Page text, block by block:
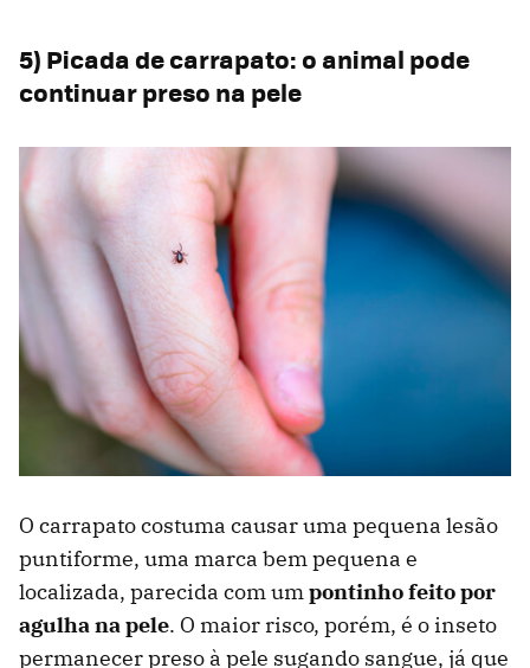
5) Picada de carrapato: o animal pode
continuar preso na pele
O carrapato costuma causar uma pequena lesão
puntiforme, uma marca bem pequena e
localizada, parecida com um pontinho feito por
agulha na pele. O maior risco, porém, é o inseto
permanecer preso à pele sugando sangue, já que